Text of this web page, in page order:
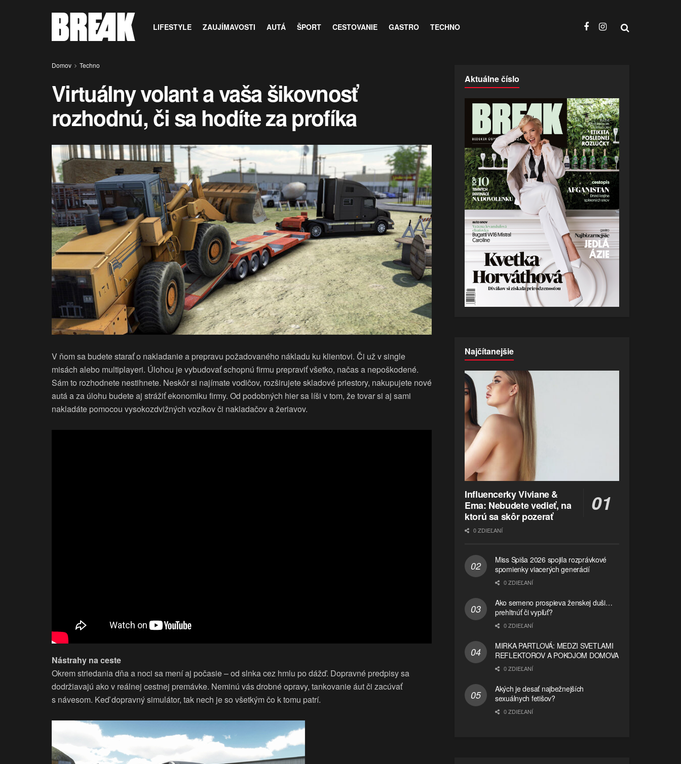
LIFESTYLE ZAUJÍMAVOSTI AUTÁ ŠPORT CESTOVANIE GASTRO TECHNO
Domov Techno
Virtuálny volant a vaša šikovnosť
rozhodnú, či sa hodíte za profíka
V ňom sa budete starať o nakladanie a prepravu požadovaného nákladu ku klientovi. Či už v single
misách alebo multiplayeri. Úlohou je vybudovať schopnú firmu prepraviť všetko, načas a nepoškodené.
Sám to rozhodnete nestihnete. Neskôr si najímate vodičov, rozširujete skladové priestory, nakupujete nové
autá a za úlohu budete aj strážiť ekonomiku firmy. Od podobných hier sa líši v tom, že tovar si aj sami
nakladáte pomocou vysokozdvižných vozíkov či nakladačov a žeriavov.
Nástrahy na ceste
Okrem striedania dňa a noci sa mení aj počasie – od slnka cez hmlu po dážď. Dopravné predpisy sa
dodržiavajú ako v reálnej cestnej premávke. Neminú vás drobné opravy, tankovanie áut či zacúvať
s návesom. Keď dopravný simulátor, tak nech je so všetkým čo k tomu patrí.
Aktuálne číslo
Najčítanejšie
Influencerky Viviane &
Ema: Nebudete vedieť, na
ktorú sa skôr pozerať
0 ZDIEĽANÍ
Miss Spiša 2026 spojila rozprávkové
spomienky viacerých generácií
0 ZDIEĽANÍ
Ako semeno prospieva ženskej duši…
prehltnúť či vypľuť?
0 ZDIEĽANÍ
MIRKA PARTLOVÁ: MEDZI SVETLAMI
REFLEKTOROV A POKOJOM DOMOVA
0 ZDIEĽANÍ
Akých je desať najbežnejších
sexuálnych fetišov?
0 ZDIEĽANÍ